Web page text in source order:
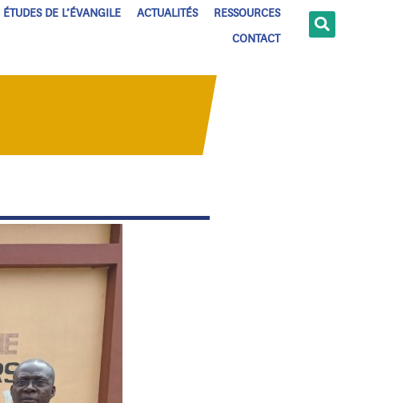
ÉTUDES DE L’ÉVANGILE ACTUALITÉS
RESSOURCES
CONTACT